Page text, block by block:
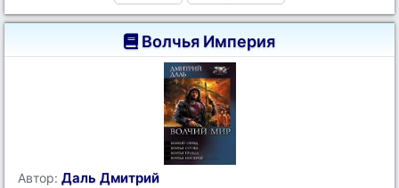
Волчья Империя
Автор: Даль Дмитрий